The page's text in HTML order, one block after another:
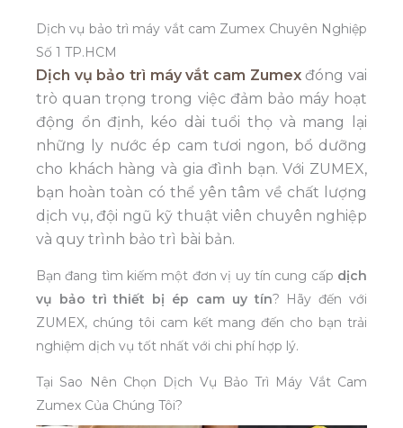
Dịch vụ bảo trì máy vắt cam Zumex Chuyên Nghiệp
Số 1 TP.HCM
Dịch vụ bảo trì máy vắt cam Zumexđóng vai
trò quan trọng trong việc đảm bảo máy hoạt
động ổn định, kéo dài tuổi thọ và mang lại
những ly nước ép cam tươi ngon, bổ dưỡng
cho khách hàng và gia đình bạn. Với ZUMEX,
bạn hoàn toàn có thể yên tâm về chất lượng
dịch vụ, đội ngũ kỹ thuật viên chuyên nghiệp
và quy trình bảo trì bài bản.
Bạn đang tìm kiếm một đơn vị uy tín cung cấp dịch
vụ bảo trì thiết bị ép cam uy tín? Hãy đến với
ZUMEX, chúng tôi cam kết mang đến cho bạn trải
nghiệm dịch vụ tốt nhất với chi phí hợp lý.
Tại Sao Nên Chọn Dịch Vụ Bảo Trì Máy Vắt Cam
Zumex Của Chúng Tôi?